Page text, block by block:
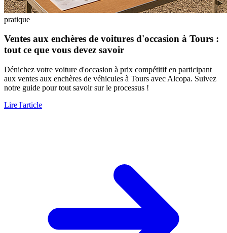
pratique
Ventes aux enchères de voitures d'occasion à Tours :
tout ce que vous devez savoir
Dénichez votre voiture d'occasion à prix compétitif en participant
aux ventes aux enchères de véhicules à Tours avec Alcopa. Suivez
notre guide pour tout savoir sur le processus !
Lire l'article